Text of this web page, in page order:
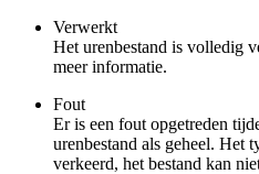
Verwerkt
Het urenbestand is volledig
meer informatie.
Fout
Er is een fout opgetreden
urenbestand als geheel. Het
verkeerd, het bestand kan